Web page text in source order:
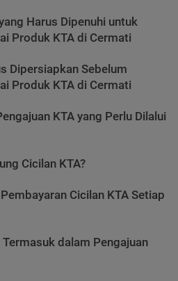
Harus Dipenuhi untuk
Produk KTA di Cermati
Dipersiapkan Sebelum
Produk KTA di Cermati
KTA yang Perlu Dilalui
Cicilan KTA?
Cicilan KTA Setiap
Termasuk dalam Pengajuan